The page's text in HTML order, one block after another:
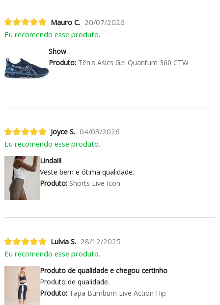
Mauro C. 20/07/2026
Eu recomendo esse produto.
Show
Produto:Tênis Asics Gel Quantum 360 CTW
Joyce S. 04/03/2026
Eu recomendo esse produto.
Linda!!!
Veste bem e ótima qualidade.
Produto:Shorts Live Icon
Luívia S. 28/12/2025
Eu recomendo esse produto.
Produto de qualidade e chegou certinho
Produto de qualidade.
Produto:Tapa Bumbum Live Action Hip